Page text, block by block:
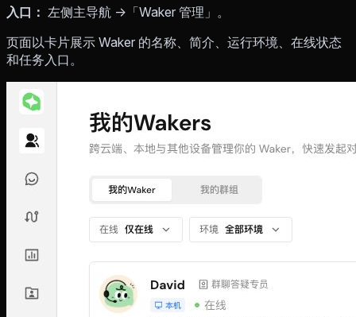
入口： 左侧主导航 →「Waker 管理」。
页面以卡片展示 Waker 的名称、简介、运行环境、在线状态
和任务入口。